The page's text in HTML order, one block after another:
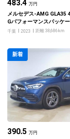
483.4 万円
メルセデス‐AMG GLA35
Gパフォーマンスパッケ
ドバンスドパッケージ
千葉 2023 距離 38,686km
新着
390.5 万円